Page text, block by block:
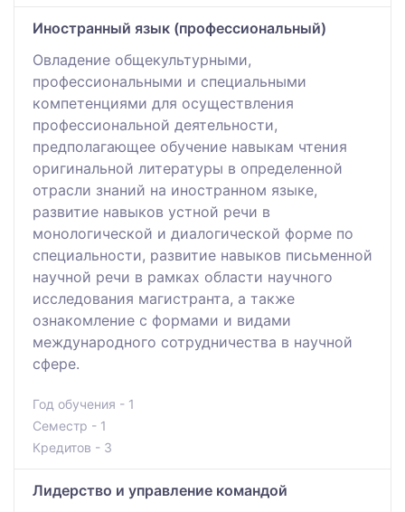
Иностранный язык (профессиональный)
Овладение общекультурными,
профессиональными и специальными
компетенциями для осуществления
профессиональной деятельности,
предполагающее обучение навыкам чтения
оригинальной литературы в определенной
отрасли знаний на иностранном языке,
развитие навыков устной речи в
монологической и диалогической форме по
специальности, развитие навыков письменной
научной речи в рамках области научного
исследования магистранта, а также
ознакомление с формами и видами
международного сотрудничества в научной
сфере.
Год обучения - 1
Семестр - 1
Кредитов - 3
Лидерство и управление командой